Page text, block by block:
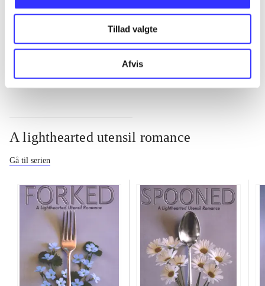
Tillad valgte
Afvis
...
...
A lighthearted utensil romance
Gå til serien